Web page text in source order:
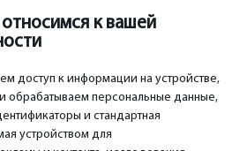
к вашей
доступ к информации на устройстве,
обрабатываем персональные данные,
и стандартная
устройством для
97.00€
3 4 5 6 7 8